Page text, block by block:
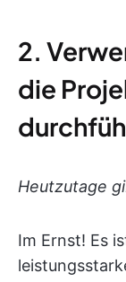
2.
die
Heutzutage
Im Ernst! Es